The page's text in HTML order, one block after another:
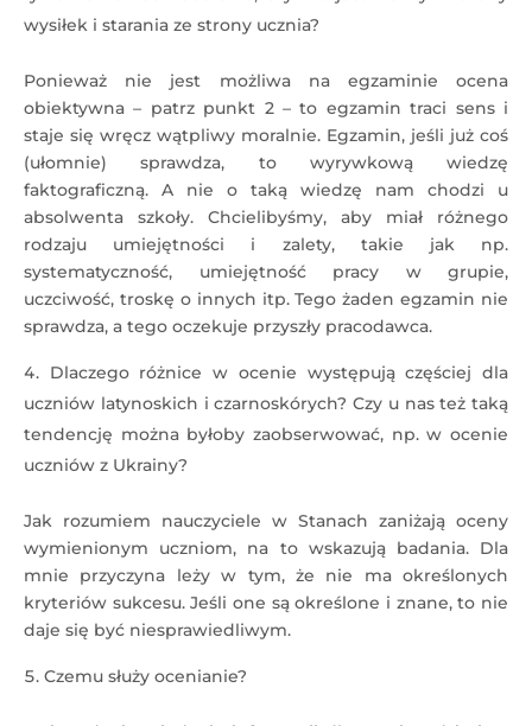
wysiłek i starania ze strony ucznia?
Ponieważ nie jest możliwa na egzaminie ocena
obiektywna – patrz punkt 2 – to egzamin traci sens i
staje się wręcz wątpliwy moralnie. Egzamin, jeśli już coś
(ułomnie) sprawdza, to wyrywkową wiedzę
faktograficzną. A nie o taką wiedzę nam chodzi u
absolwenta szkoły. Chcielibyśmy, aby miał różnego
rodzaju umiejętności i zalety, takie jak np.
systematyczność, umiejętność pracy w grupie,
uczciwość, troskę o innych itp. Tego żaden egzamin nie
sprawdza, a tego oczekuje przyszły pracodawca.
Dlaczego różnice w ocenie występują częściej dla
uczniów latynoskich i czarnoskórych? Czy u nas też taką
tendencję można byłoby zaobserwować, np. w ocenie
uczniów z Ukrainy?
Jak rozumiem nauczyciele w Stanach zaniżają oceny
wymienionym uczniom, na to wskazują badania. Dla
mnie przyczyna leży w tym, że nie ma określonych
kryteriów sukcesu. Jeśli one są określone i znane, to nie
daje się być niesprawiedliwym.
Czemu służy ocenianie?